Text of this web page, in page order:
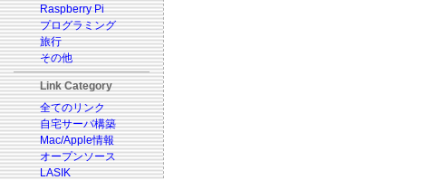
Raspberry Pi
プログラミング
旅行
その他
Link Category
全てのリンク
自宅サーバ構築
Mac/Apple情報
オープンソース
LASIK